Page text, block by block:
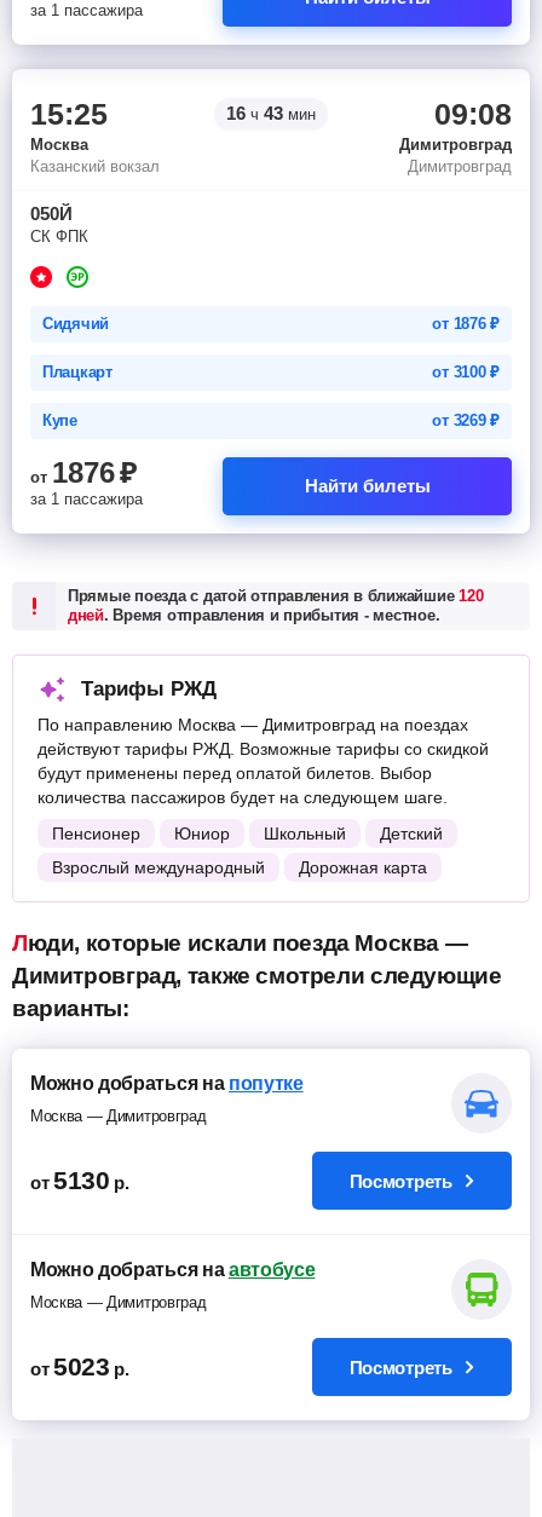
за 1 пассажира
15:25 16 ч 43 мин 09:08
Москва
Димитровград
Казанский вокзал
Димитровград
050Й
СК ФПК
Сидячий от 1876₽
Плацкарт от 3100₽
Купе от 3269₽
от 1876₽
за 1 пассажира
Найти билеты
Прямые поезда с датой отправления в ближайшие120
дней. Время отправления и прибытия - местное.
Тарифы РЖД
По направлению Москва — Димитровград на поездах
действуют тарифы РЖД. Возможные тарифы со скидкой
будут применены перед оплатой билетов. Выбор
количества пассажиров будет на следующем шаге.
Пенсионер
Юниор Школьный
Детский
Взрослый международный
Дорожная карта
Люди, которые искали поезда Москва —
Димитровград, также смотрели следующие
варианты:
Можно добраться на попутке
Москва — Димитровград
от5130 р. Посмотреть
Можно добраться наавтобусе
Москва — Димитровград
от5023 р. Посмотреть